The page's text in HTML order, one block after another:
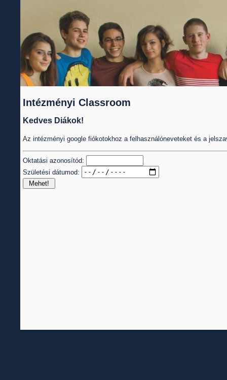
Intézményi Classroom
Kedves Diákok!
Az intézményi google fiókotokhoz a felhasználóneveteket és a
Oktatási azonosítód:
Születési dátumod: